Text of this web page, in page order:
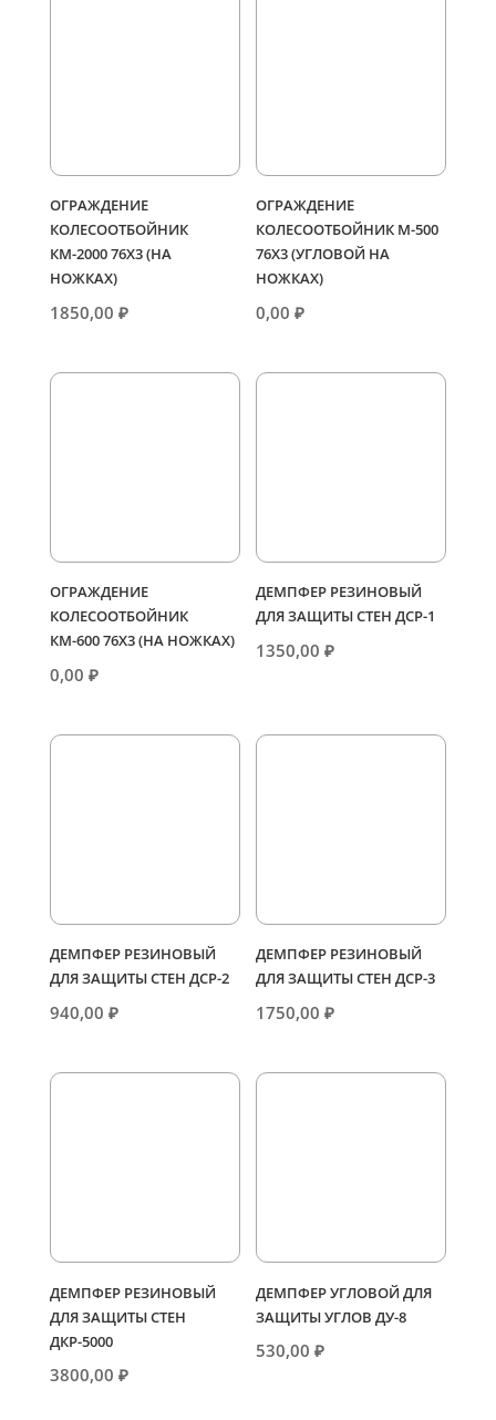
ОГРАЖДЕНИЕ
КОЛЕСООТБОЙНИК
КМ-2000 76Х3 (НА
НОЖКАХ)
1850,00 ₽
ОГРАЖДЕНИЕ
КОЛЕСООТБОЙНИК М-500
76Х3 (УГЛОВОЙ НА
НОЖКАХ)
0,00₽
ОГРАЖДЕНИЕ
КОЛЕСООТБОЙНИК
КМ-600 76Х3 (НА НОЖКАХ)
0,00 ₽
ДЕМПФЕР РЕЗИНОВЫЙ
ДЛЯ ЗАЩИТЫ СТЕН ДСР-1
1350,00₽
ДЕМПФЕР РЕЗИНОВЫЙ
ДЛЯ ЗАЩИТЫ СТЕН ДСР-2
940,00 ₽
ДЕМПФЕР РЕЗИНОВЫЙ
ДЛЯ ЗАЩИТЫ СТЕН ДСР-3
1750,00₽
ДЕМПФЕР РЕЗИНОВЫЙ
ДЛЯ ЗАЩИТЫ СТЕН
ДКР-5000
3800,00 ₽
ДЕМПФЕР УГЛОВОЙ ДЛЯ
ЗАЩИТЫ УГЛОВ ДУ-8
530,00₽